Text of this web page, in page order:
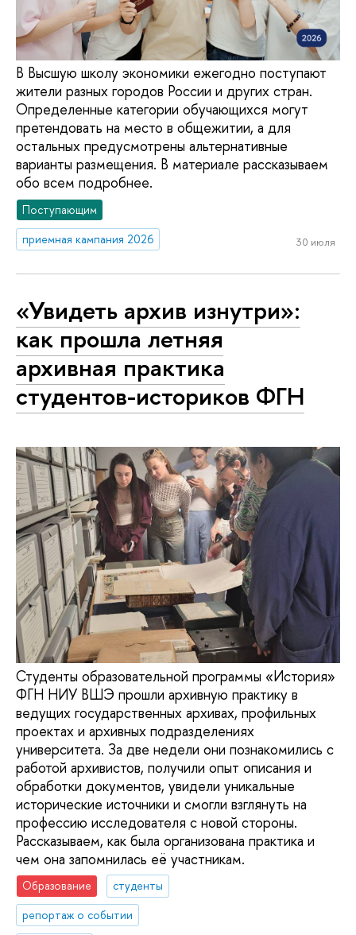
В Высшую школу экономики ежегодно поступают
жители разных городов России и других стран.
Определенные категории обучающихся могут
претендовать на место в общежитии, а для
остальных предусмотрены альтернативные
варианты размещения. В материале рассказываем
обо всем подробнее.
Поступающим
приемная кампания 2026
30 июля
«Увидеть архив изнутри»:
как прошла летняя
архивная практика
студентов-историков ФГН
Студенты образовательной программы «История»
ФГН НИУ ВШЭ прошли архивную практику в
ведущих государственных архивах, профильных
проектах и архивных подразделениях
университета. За две недели они познакомились с
работой архивистов, получили опыт описания и
обработки документов, увидели уникальные
исторические источники и смогли взглянуть на
профессию исследователя с новой стороны.
Рассказываем, как была организована практика и
чем она запомнилась её участникам.
Образование
студенты
репортаж о событии